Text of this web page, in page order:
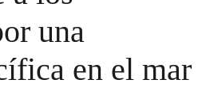
una
en el mar